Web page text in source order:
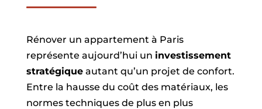
Rénover un appartement à Paris
représente aujourd’hui un investissement
stratégiqueautant qu’un projet de confort.
Entre la hausse du coût des matériaux, les
normes techniques de plus en plus